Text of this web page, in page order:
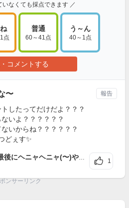
いなくても採点できます ／
点
普通
60～41点
う～ん
40～1点
コメントする
〜
したってだけだよ？？？
いよ？？？？？？
いからね？？？？？？
どぇす✨
るこにゃん〜 最後にヘニャヘニャ(〜)やるのか好きぃ〜（常日常の会話でも〜）
1
報告
ンサーリンク